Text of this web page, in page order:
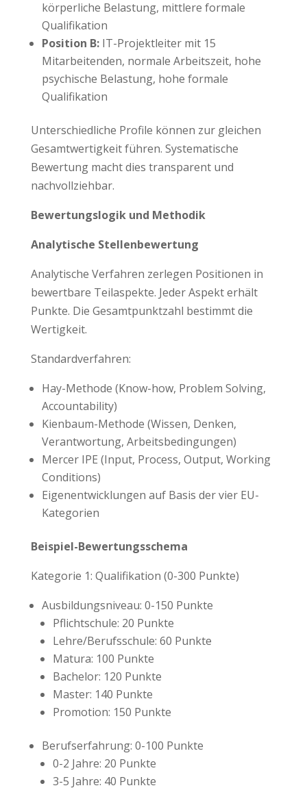
körperliche Belastung, mittlere formale
Qualifikation
Position B:IT-Projektleiter mit 15
Mitarbeitenden, normale Arbeitszeit, hohe
psychische Belastung, hohe formale
Qualifikation
Unterschiedliche Profile können zur gleichen
Gesamtwertigkeit führen. Systematische
Bewertung macht dies transparent und
nachvollziehbar.
Bewertungslogik und Methodik
Analytische Stellenbewertung
Analytische Verfahren zerlegen Positionen in
bewertbare Teilaspekte. Jeder Aspekt erhält
Punkte. Die Gesamtpunktzahl bestimmt die
Wertigkeit.
Standardverfahren:
Hay-Methode (Know-how, Problem Solving,
Accountability)
Kienbaum-Methode (Wissen, Denken,
Verantwortung, Arbeitsbedingungen)
Mercer IPE (Input, Process, Output, Working
Conditions)
Eigenentwicklungen auf Basis der vier EU-
Kategorien
Beispiel-Bewertungsschema
Kategorie 1: Qualifikation (0-300 Punkte)
Ausbildungsniveau: 0-150 Punkte
Pflichtschule: 20 Punkte
Lehre/Berufsschule: 60 Punkte
Matura: 100 Punkte
Bachelor: 120 Punkte
Master: 140 Punkte
Promotion: 150 Punkte
Berufserfahrung: 0-100 Punkte
0-2 Jahre: 20 Punkte
3-5 Jahre: 40 Punkte